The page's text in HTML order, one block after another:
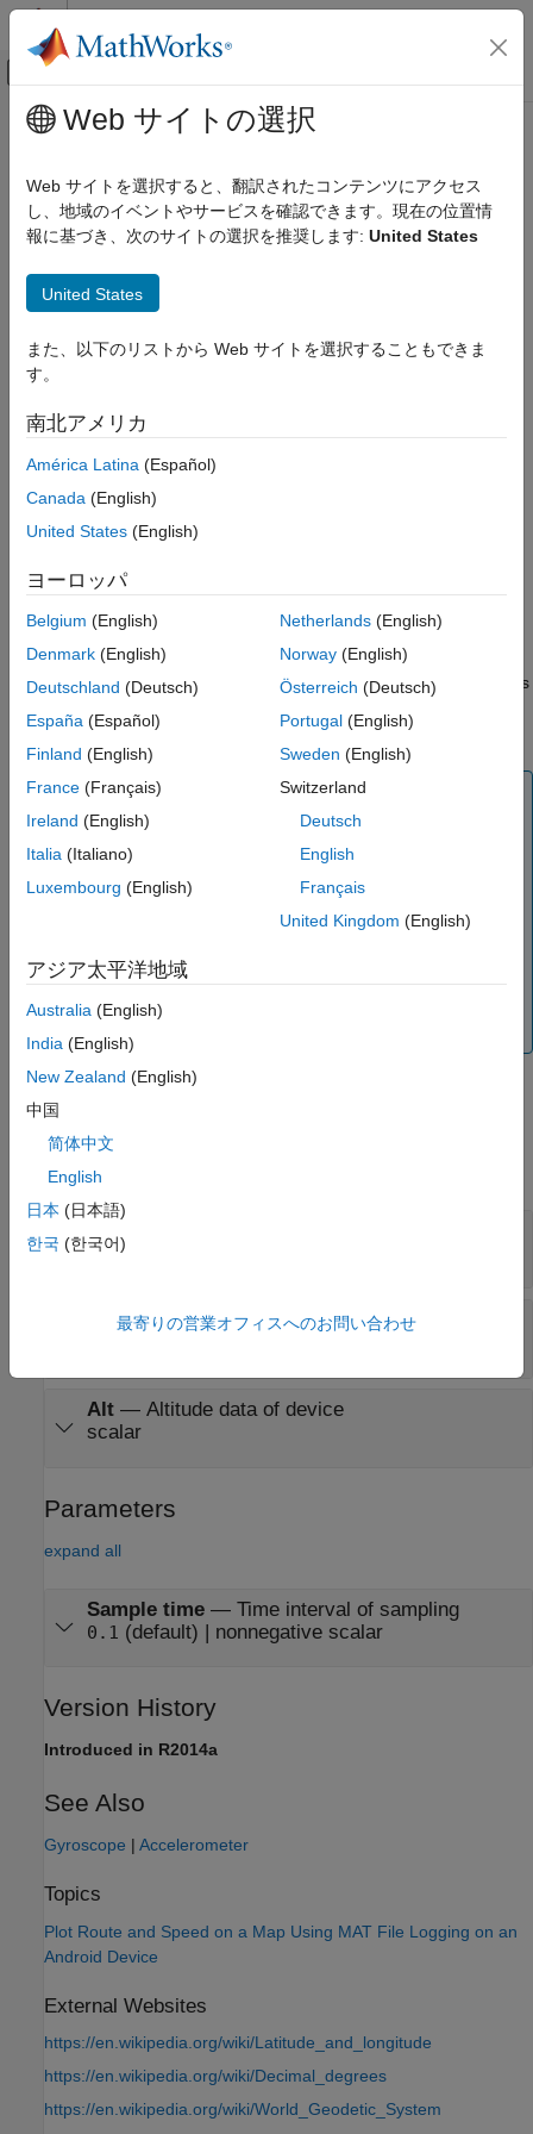
コンテンツへスキップ
オフキャンバス ナビゲーション メ
ドキュメンテーションのホーム
Simulink Supported Hardware
Android Devices
Location Sensor
Description
Parameters
メインコンテンツ
Location Sensor
Measure global positioning system data
Description
Add-On Required:
Package for Android Devices
Use theLocation Sensor
and output its latitude, longitude, and altitude.
The GPS measurements are referenced to the most recent
accuracy is typically measured in meters. When converting
latitude and longitude from decimal degrees to meters, the
decimal degree values are considered to within 6 decimal places
approximately 11.1 centimeters.
Note
GPS must be enabled on the device. If any of these
conditions occur, this block outputs zeros.
GPS is disabled on the device.
The device does not contain a GPS sensor.
Simulating without a device
For more information, see
Output
expand all
—
scalar
Lon—Longitude data of device
Alt— Altitude data of device
scalar
Parameters
expand all
Sample time— Time interval of sampling
0.1 (default) | nonnegative scalar
Version History
Introduced in R2014a
See Also
Gyroscope | Accelerometer
Topics
Plot Route and Speed on a Map Using MAT File Logging on an
Android Device
External Websites
https://en.wikipedia.org/wiki/Latitude_and_longitude
https://en.wikipedia.org/wiki/Decimal_degrees
https://en.wikipedia.org/wiki/World_Geodetic_System
Web サイトの選択
Web サイトを選択すると、翻訳されたコンテンツにアクセス
し、地域のイベントやサービスを確認できます。現在の位置情
報に基づき、次のサイトの選択を推奨します: United States
United States
また、以下のリストから Web サイトを選択することもできま
す。
南北アメリカ
América Latina (Español)
Canada (English)
United States (English)
ヨーロッパ
Belgium (English)
Denmark (English)
Deutschland (Deutsch)
España (Español)
Finland (English)
France (Français)
Ireland (English)
Italia (Italiano)
Luxembourg (English)
Netherlands(English)
Norway(English)
Österreich (Deutsch)
Portugal(English)
Sweden (English)
Switzerland
Deutsch
English
Français
United Kingdom (English)
アジア太平洋地域
Australia (English)
India (English)
New Zealand (English)
中国
简体中文
English
日本 (日本語)
한국 (한국어)
最寄りの営業オフィスへのお問い合わせ